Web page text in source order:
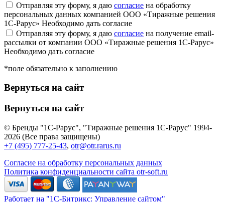
Отправляя эту форму, я даю согласие на обработку
персональных данных компанией ООО «Тиражные решения
1С-Рарус» Необходимо дать согласие
Отправляя эту форму, я даю согласие на получение email-
рассылки от компании ООО «Тиражные решения 1С-Рарус»
Необходимо дать согласие
*поле обязательно к заполнению
Вернуться на сайт
Вернуться на сайт
© Бренды "1С-Рарус", "Тиражные решения 1С-Рарус" 1994-
2026 (Все права защищены)
+7 (495) 777-25-43, otr@otr.rarus.ru
Согласие на обработку персональных данных
Политика конфиденциальности сайта otr-soft.ru
Работает на "1С-Битрикс: Управление сайтом"